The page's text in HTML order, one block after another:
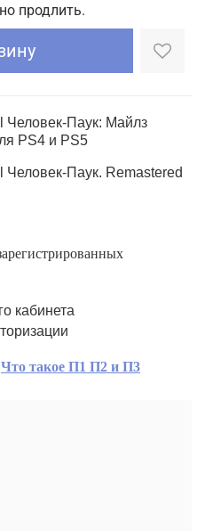
продлить.
Человек-Паук: Майлз
PS4 и PS5
Паук. Remastered
кабинета
Что такое П1 П2 и П3